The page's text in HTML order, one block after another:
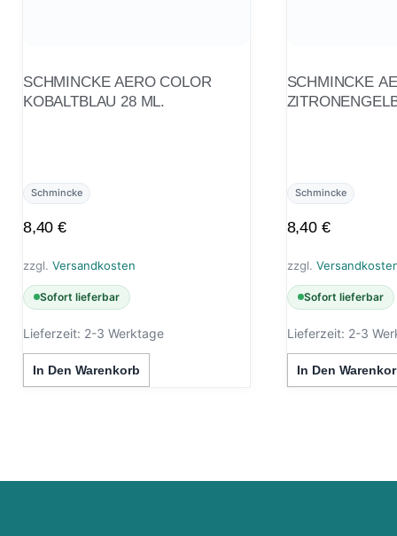
SCHMINCKE AERO COLOR
KOBALTBLAU 28 ML.
Schmincke
8,40€
zzgl. Versandkosten
Sofort lieferbar
Lieferzeit: 2-3 Werktage
In Den Warenkorb
SCHMINCKE
Schmincke
8,40 €
zzgl.
Sofort lieferbar
Lieferzeit: 2-3
In Den